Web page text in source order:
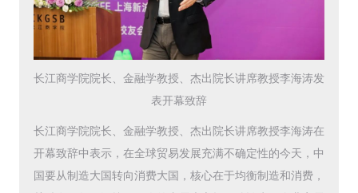
长江商学院院长、金融学教授、杰出院长讲席教授李海涛发
表开幕致辞
长江商学院院长、金融学教授、杰出院长讲席教授李海涛在
开幕致辞中表示，在全球贸易发展充满不确定性的今天，中
国要从制造大国转向消费大国，核心在于均衡制造和消费，